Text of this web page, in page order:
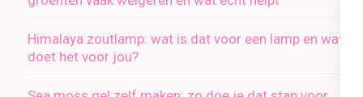
Himalaya zoutlamp: wat is dat voor een lamp en wat
doet het voor jou?